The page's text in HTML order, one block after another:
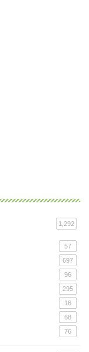
1,292
57
697
96
295
16
68
76